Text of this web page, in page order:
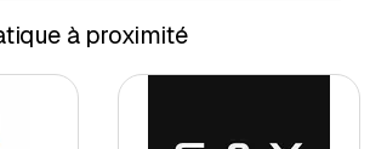
à proximité